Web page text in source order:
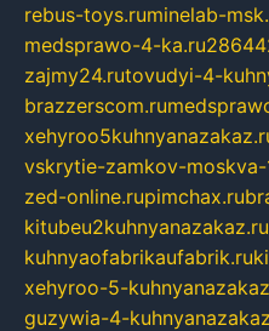
rebus-toys.ruminelab-
medsprawo-4-ka.ru
zajmy24.rutovudyi-4-
brazzerscom.ru
vskrytie-zamkov-moskva-
zed-online.rupimchax.ru
kitubeu2kuhnyanazakaz.ru
kuhnyaofabrikaufabrik.ru
xehyroo-5-
guzywia-4-